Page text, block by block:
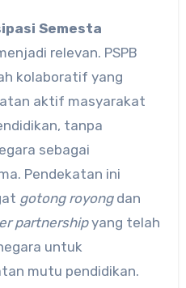
Semesta
relevan. PSPB
kolaboratif yang
aktif masyarakat
tanpa
sebagai
Pendekatan ini
gotong royongdan
partnershipyang telah
untuk
mutu pendidikan.